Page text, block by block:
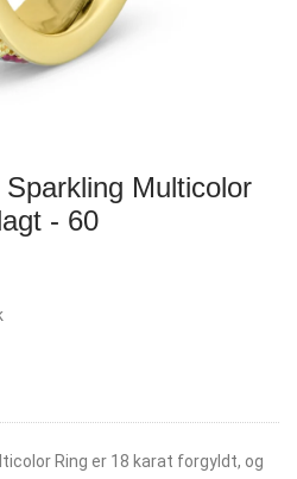
Multicolor
- 60
Ring er 18 karat forgyldt, og